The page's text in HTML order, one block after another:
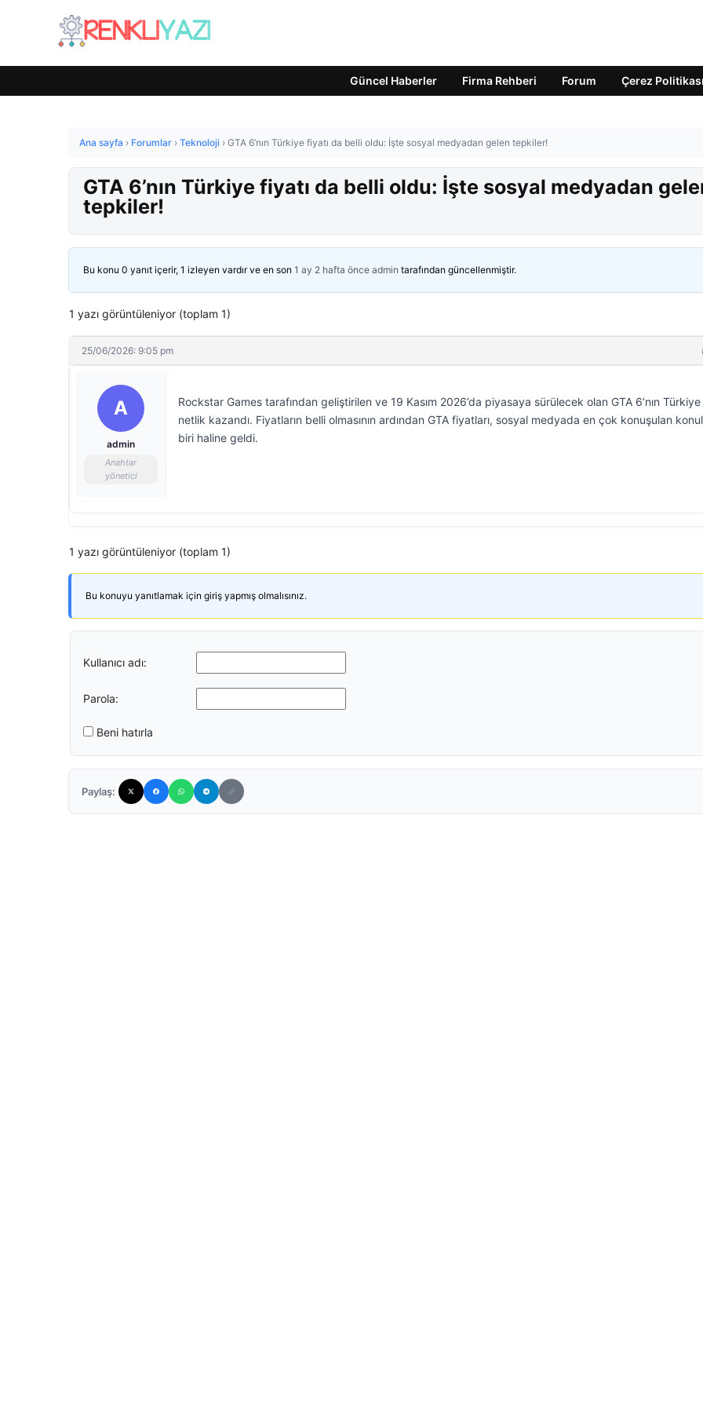
Güncel Haberler Firma Rehberi Forum Çerez Politikası
Ana sayfa › Forumlar › Teknoloji › GTA 6’nın Türkiye fiyatı da belli oldu: İşte sosyal medyadan gelen tepkiler!
GTA 6’nın Türkiye fiyatı da belli oldu: İşte sosyal medyadan
tepkiler!
Bu konu 0 yanıt içerir, 1 izleyen vardır ve en son 1 ay 2 hafta önce admin tarafından güncellenmiştir.
1 yazı görüntüleniyor (toplam 1)
25/06/2026: 9:05 pm
A
admin
Anahtar
yönetici
Rockstar Games tarafından geliştirilen ve 19 Kasım 2026’da piyasaya sürülecek olan GTA 6’nın Türkiye
netlik kazandı. Fiyatların belli olmasının ardından GTA fiyatları, sosyal medyada en çok konuşulan
biri haline geldi.
1 yazı görüntüleniyor (toplam 1)
Bu konuyu yanıtlamak için giriş yapmış olmalısınız.
Kullanıcı adı:
Parola:
Beni hatırla
Paylaş: